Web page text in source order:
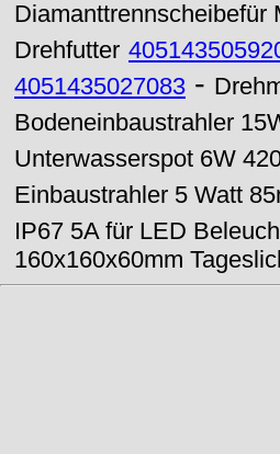
Diamanttrennscheibefür
Drehfutter
4051435027083 -
Bodeneinbaustrahler
Unterwasserspot 6W
Einbaustrahler 5 Watt
IP67 5A für LED
160x160x60mm